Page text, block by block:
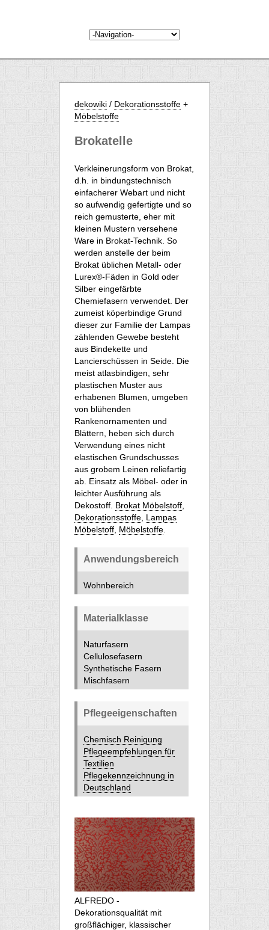
dekowiki / Dekorationsstoffe +
Möbelstoffe
Brokatelle
Verkleinerungsform von Brokat,
d.h. in bindungstechnisch
einfacherer Webart und nicht
so aufwendig gefertigte und so
reich gemusterte, eher mit
kleinen Mustern versehene
Ware in Brokat-Technik. So
werden anstelle der beim
Brokat üblichen Metall- oder
Lurex®-Fäden in Gold oder
Silber eingefärbte
Chemiefasern verwendet. Der
zumeist köperbindige Grund
dieser zur Familie der Lampas
zählenden Gewebe besteht
aus Bindekette und
Lancierschüssen in Seide. Die
meist atlasbindigen, sehr
plastischen Muster aus
erhabenen Blumen, umgeben
von blühenden
Rankenornamenten und
Blättern, heben sich durch
Verwendung eines nicht
elastischen Grundschusses
aus grobem Leinen reliefartig
ab. Einsatz als Möbel- oder in
leichter Ausführung als
Dekostoff. Brokat Möbelstoff
Dekorationsstoffe Lampas
Möbelstoff Möbelstoffe
Anwendungsbereich
Wohnbereich
Materialklasse
Naturfasern
Cellulosefasern
Synthetische Fasern
Mischfasern
Pflegeeigenschaften
Chemisch Reinigung
Pflegeempfehlungen für
Textilien
Pflegekennzeichnung in
Deutschland
ALFREDO -
Dekorationsqualität mit
großflächiger, klassischer